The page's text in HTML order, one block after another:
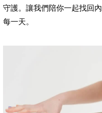
守護。讓我們陪你一起找回
每一天。